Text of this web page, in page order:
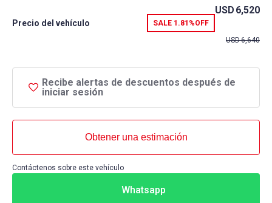
Precio del vehículo SALE 1.81%OFF
USD 6,520
USD6,640
Recibe alertas de descuentos después de
iniciar sesión
Obtener una estimación
Contáctenos sobre este vehículo
Whatsapp